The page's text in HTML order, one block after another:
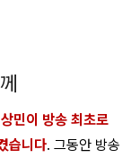
민이 방송 최초로
습니다. 그동안 방송